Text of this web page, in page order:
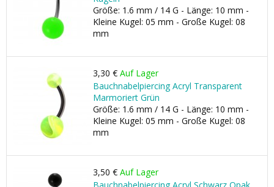
Größe: 1.6 mm / 14 G - Länge: 10 mm -
Kleine Kugel: 05 mm - Große Kugel: 08
mm
3,30 € Auf Lager
Bauchnabelpiercing Acryl Transparent
Marmoriert Grün
Größe: 1.6 mm / 14 G - Länge: 10 mm -
Kleine Kugel: 05 mm - Große Kugel: 08
mm
3,50 € Auf Lager